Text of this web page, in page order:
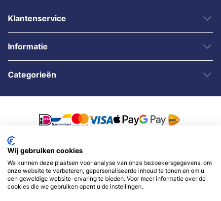
Klantenservice
Informatie
Categorieën
Wij gebruiken cookies
We kunnen deze plaatsen voor analyse van onze bezoekersgegevens, om
onze website te verbeteren, gepersonaliseerde inhoud te tonen en om u
een geweldige website-ervaring te bieden. Voor meer informatie over de
cookies die we gebruiken opent u de instellingen.